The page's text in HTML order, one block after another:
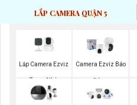
LẮP CAMERA QUẬN 5
Lắp Camera Ezviz
Trong Nhà
Camera Ezviz Báo
Động